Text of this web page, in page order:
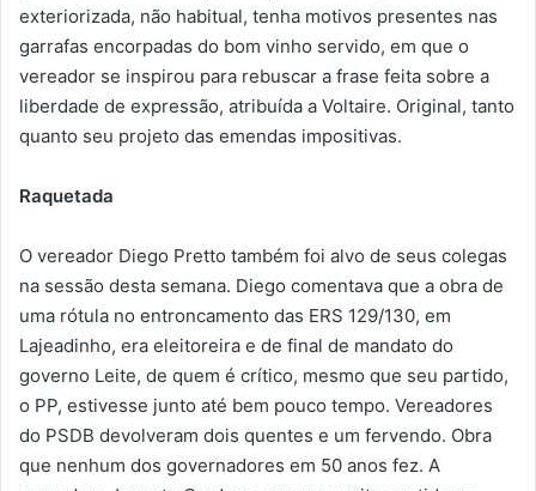
exteriorizada, não habitual, tenha motivos presentes nas
garrafas encorpadas do bom vinho servido, em que o
vereador se inspirou para rebuscar a frase feita sobre a
liberdade de expressão, atribuída a Voltaire. Original, tanto
quanto seu projeto das emendas impositivas.
Raquetada
O vereador Diego Pretto também foi alvo de seus colegas
na sessão desta semana. Diego comentava que a obra de
uma rótula no entroncamento das ERS 129/130, em
Lajeadinho, era eleitoreira e de final de mandato do
governo Leite, de quem é crítico, mesmo que seu partido,
o PP, estivesse junto até bem pouco tempo. Vereadores
do PSDB devolveram dois quentes e um fervendo. Obra
que nenhum dos governadores em 50 anos fez. A